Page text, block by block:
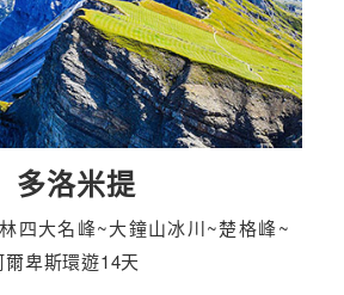
多洛米提
四大名峰~大鐘山冰川~楚格峰~
卑斯環遊14天